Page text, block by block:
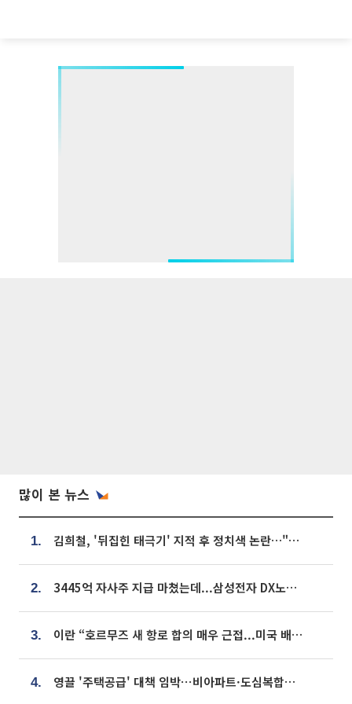
많이 본 뉴스
1. 김희철, '뒤집힌 태극기' 지적 후 정치색 논란…"좌우 떠나 우리나라 국기"
2. 3445억 자사주 지급 마쳤는데...삼성전자 DX노조, 뒤늦은 '떼쓰기 집회'
3. 이란 “호르무즈 새 항로 합의 매우 근접...미국 배상 먼저”
4. 영끌 '주택공급' 대책 임박⋯비아파트·도심복합까지 총동원